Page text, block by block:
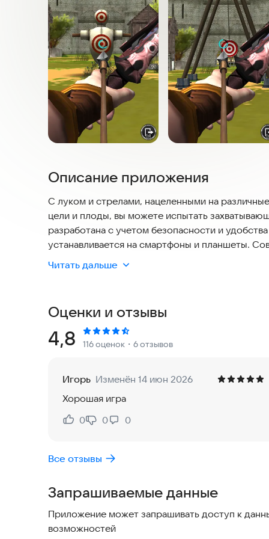
Описание приложения
С луком и стрелами, нацеленными на
цели и плоды, вы можете испытать
разработана с учетом безопасности и
устанавливается на смартфоны и планшеты.
автономном режиме, не требуя постоянного
актуальность игрового процесса и улучшают
- Простое сенсорное управление, которое
- Интерактивное обучение влиянию силы ветра
- Возможность разрабатывать собственные
- Автономный режим без необходимости
- Мини-игры с возможностью получения
- Гонки по времени и дополнительные
- Совместимость с планшетами и смартфонами
Играйте, учитесь и становитесь лучше с
моменты стрельбы из лука прямо сейчас.
Читать дальше
Оценки и отзывы
Рейтинг:
4,8 116 оценок ・6 отзывов
Игорь Изменён 14 июн 2026
Хорошая игра
Нравится:
0
Не нравится:
0 0
Все отзывы
Запрашиваемые данные
Приложение может запрашивать доступ к
возможностей